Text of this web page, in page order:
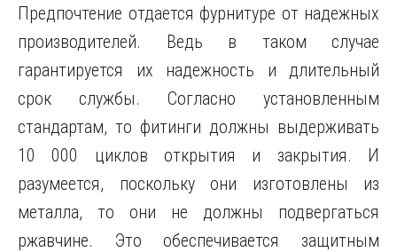
Предпочтение отдается фурнитуре от надежных
производителей. Ведь в таком случае
гарантируется их надежность и длительный
срок службы. Согласно установленным
стандартам, то фитинги должны выдерживать
10 000 циклов открытия и закрытия. И
разумеется, поскольку они изготовлены из
металла, то они не должны подвергаться
ржавчине. Это обеспечивается защитным